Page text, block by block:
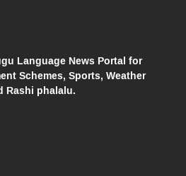
Language News Portal for
Schemes, Sports, Weather
Rashi phalalu.